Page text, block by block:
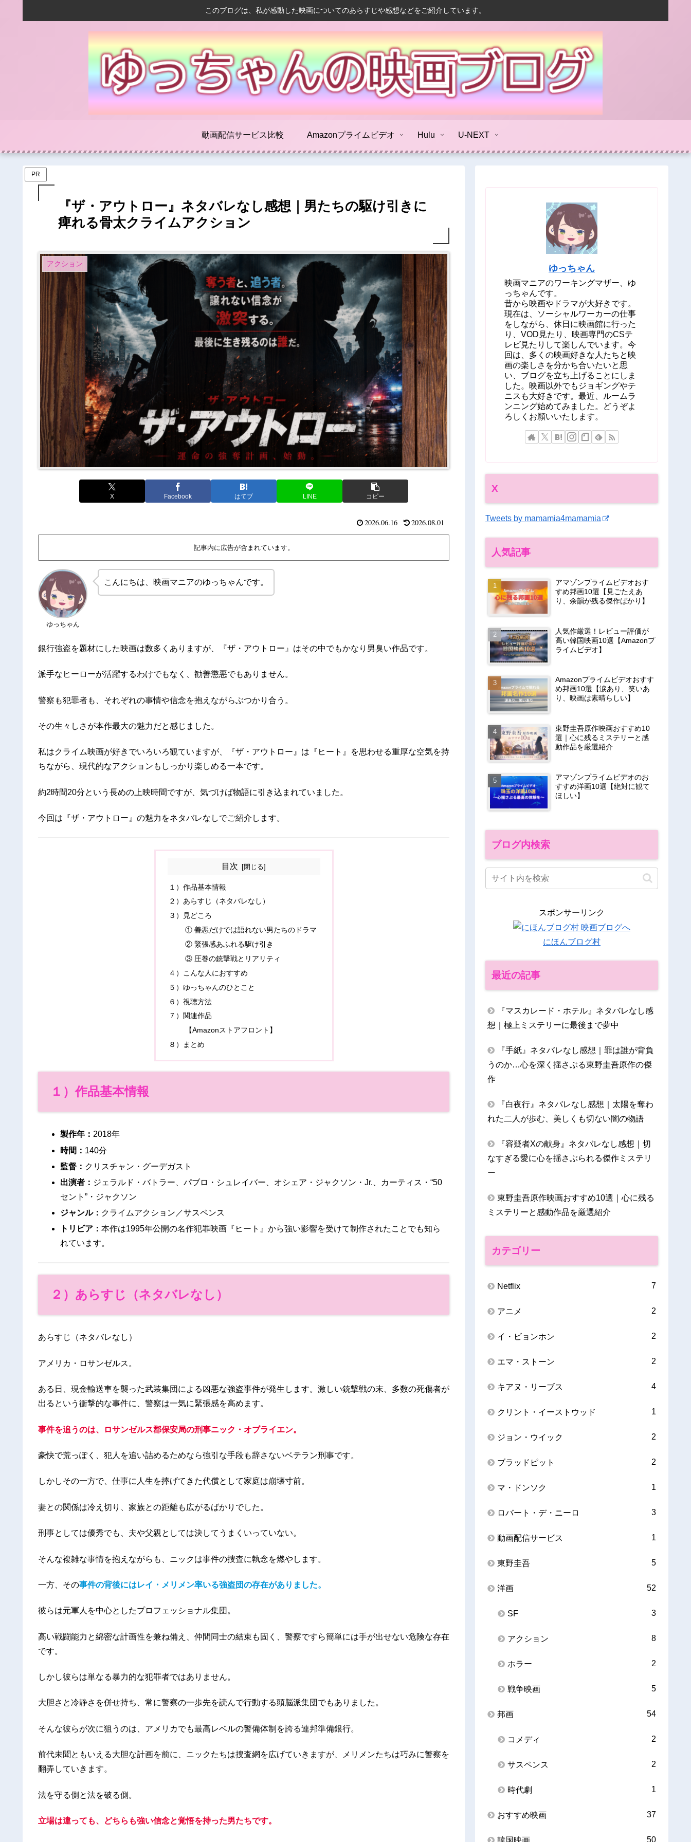
このブログは、私が感動した映画についてのあらすじや感想などをご紹介しています。
動画配信サービス比較 Amazonプライムビデオ Hulu U-NEXT
PR
『ザ・アウトロー』ネタバレなし感想｜男たちの駆け引きに
痺れる骨太クライムアクション
アクション
X Facebook はてブ LINE コピー
2026.06.16 2026.08.01
記事内に広告が含まれています。
ゆっちゃん
こんにちは、映画マニアのゆっちゃんです。
銀行強盗を題材にした映画は数多くありますが、『ザ・アウトロー』はその中でもかなり男臭い作品です。
派手なヒーローが活躍するわけでもなく、勧善懲悪でもありません。
警察も犯罪者も、それぞれの事情や信念を抱えながらぶつかり合う。
その生々しさが本作最大の魅力だと感じました。
私はクライム映画が好きでいろいろ観ていますが、『ザ・アウトロー』は『ヒート』を思わせる重厚な空気を持
ちながら、現代的なアクションもしっかり楽しめる一本です。
約2時間20分という長めの上映時間ですが、気づけば物語に引き込まれていました。
今回は『ザ・アウトロー』の魅力をネタバレなしでご紹介します。
目次
１）作品基本情報
２）あらすじ（ネタバレなし）
３）見どころ
① 善悪だけでは語れない男たちのドラマ
② 緊張感あふれる駆け引き
③ 圧巻の銃撃戦とリアリティ
４）こんな人におすすめ
５）ゆっちゃんのひとこと
６）視聴方法
７）関連作品
【Amazonストアフロント】
８）まとめ
１）作品基本情報
製作年：2018年
時間： 140分
監督： クリスチャン・グーデガスト
出演者： ジェラルド・バトラー、パブロ・シュレイバー、オシェア・ジャクソン・Jr.、カーティス・“50
セント”・ジャクソン
ジャンル： クライムアクション／サスペンス
トリビア：本作は1995年公開の名作犯罪映画『ヒート』から強い影響を受けて制作されたことでも知ら
れています。
２）あらすじ（ネタバレなし）
あらすじ（ネタバレなし）
アメリカ・ロサンゼルス。
ある日、現金輸送車を襲った武装集団による凶悪な強盗事件が発生します。激しい銃撃戦の末、多数の死傷者が
出るという衝撃的な事件に、警察は一気に緊張感を高めます。
事件を追うのは、ロサンゼルス郡保安局の刑事ニック・オブライエン。
豪快で荒っぽく、犯人を追い詰めるためなら強引な手段も辞さないベテラン刑事です。
しかしその一方で、仕事に人生を捧げてきた代償として家庭は崩壊寸前。
妻との関係は冷え切り、家族との距離も広がるばかりでした。
刑事としては優秀でも、夫や父親としては決してうまくいっていない。
そんな複雑な事情を抱えながらも、ニックは事件の捜査に執念を燃やします。
一方、その事件の背後にはレイ・メリメン率いる強盗団の存在がありました。
彼らは元軍人を中心としたプロフェッショナル集団。
高い戦闘能力と綿密な計画性を兼ね備え、仲間同士の結束も固く、警察ですら簡単には手が出せない危険な存在
です。
しかし彼らは単なる暴力的な犯罪者ではありません。
大胆さと冷静さを併せ持ち、常に警察の一歩先を読んで行動する頭脳派集団でもありました。
そんな彼らが次に狙うのは、アメリカでも最高レベルの警備体制を誇る連邦準備銀行。
前代未聞ともいえる大胆な計画を前に、ニックたちは捜査網を広げていきますが、メリメンたちは巧みに警察を
翻弄していきます。
法を守る側と法を破る側。
立場は違っても、どちらも強い信念と覚悟を持った男たちです。
ゆっちゃん
映画マニアのワーキングマザー、ゆ
っちゃんです。
昔から映画やドラマが大好きです。
現在は、ソーシャルワーカーの仕事
をしながら、休日に映画館に行った
り、VOD見たり、映画専門のCSテ
レビ見たりして楽しんでいます。今
回は、多くの映画好きな人たちと映
画の楽しさを分かち合いたいと思
い、ブログを立ち上げることにしま
した。映画以外でもジョギングやテ
ニスも大好きです。最近、ルームラ
ンニング始めてみました。どうぞよ
ろしくお願いいたします。
X
Tweets by mamamia4mamamia
人気記事
アマゾンプライムビデオおす
すめ邦画10選【見ごたえあ
り、余韻が残る傑作ばかり】
人気作厳選！レビュー評価が
高い韓国映画10選【Amazonプ
ライムビデオ】
Amazonプライムビデオおすす
め邦画10選【涙あり、笑いあ
り、映画は素晴らしい】
東野圭吾原作映画おすすめ10
選｜心に残るミステリーと感
動作品を厳選紹介
アマゾンプライムビデオのお
すすめ洋画10選【絶対に観て
ほしい】
ブログ内検索
スポンサーリンク
にほんブログ村
最近の記事
『マスカレード・ホテル』ネタバレなし感
想｜極上ミステリーに最後まで夢中
『手紙』ネタバレなし感想｜罪は誰が背負
うのか…心を深く揺さぶる東野圭吾原作の傑
作
『白夜行』ネタバレなし感想｜太陽を奪わ
れた二人が歩む、美しくも切ない闇の物語
『容疑者Xの献身』ネタバレなし感想｜切
なすぎる愛に心を揺さぶられる傑作ミステリ
ー
東野圭吾原作映画おすすめ10選｜心に残る
ミステリーと感動作品を厳選紹介
カテゴリー
Netflix 7
アニメ 2
イ・ビョンホン 2
エマ・ストーン 2
キアヌ・リーブス 4
クリント・イーストウッド 1
ジョン・ウイック 2
ブラッドピット 2
マ・ドンソク 1
ロバート・デ・ニーロ 3
動画配信サービス 1
東野圭吾 5
洋画 52
SF 3
アクション 8
ホラー 2
戦争映画 5
邦画 54
コメディ 2
サスペンス 2
時代劇 1
おすすめ映画 37
50